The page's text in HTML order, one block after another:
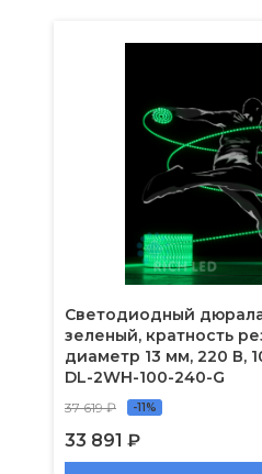
Светодиодный
зеленый, кратность
диаметр 13 мм, 220 В,
DL-2WH-100-240-G
37 619 ₽ -11%
33 891 ₽